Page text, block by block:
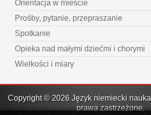
Orientacja w mieście
Prośby, pytanie, przepraszanie
Spotkanie
Opieka nad małymi dziećmi i chorymi
Wielkości i miary
Copyright © 2026 Język niemiecki
prawa zastrzeżone.